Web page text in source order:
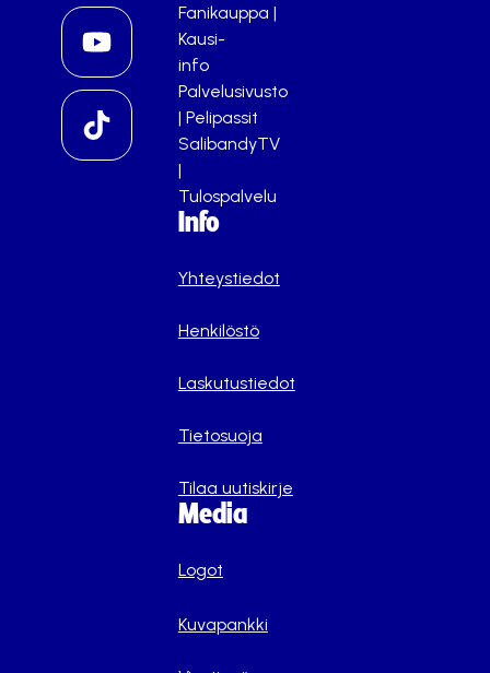
Fanikauppa |
Kausi-
info
Palvelusivusto
| Pelipassit
SalibandyTV
|
Tulospalvelu
Info
Yhteystiedot
Henkilöstö
Laskutustiedot
Tietosuoja
Tilaa uutiskirje
Media
Logot
Kuvapankki